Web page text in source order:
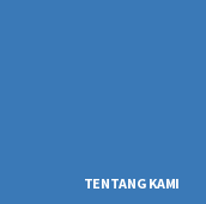
TENTANG KAMI